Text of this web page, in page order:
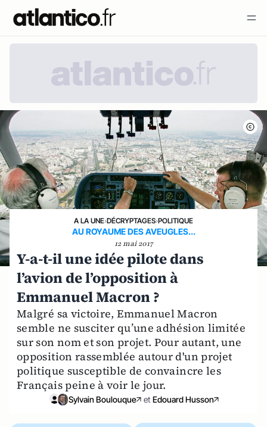
A LA UNE›DÉCRYPTAGES›POLITIQUE
AU ROYAUME DES AVEUGLES...
12 mai 2017
Y-a-t-il une idée pilote dans
l’avion de l’opposition à
Emmanuel Macron ?
Malgré sa victoire, Emmanuel Macron
semble ne susciter qu’une adhésion limitée
sur son nom et son projet. Pour autant, une
opposition rassemblée autour d'un projet
politique susceptible de convaincre les
Français peine à voir le jour.
Sylvain Boulouque et Edouard Husson